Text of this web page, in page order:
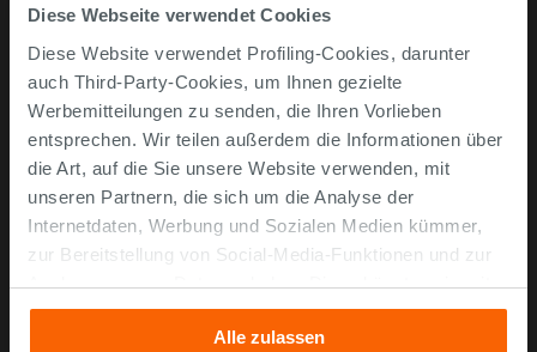
Diese Webseite verwendet Cookies
Diese Website verwendet Profiling-Cookies, darunter
auch Third-Party-Cookies, um Ihnen gezielte
Werbemitteilungen zu senden, die Ihren Vorlieben
entsprechen. Wir teilen außerdem die Informationen über
die Art, auf die Sie unsere Website verwenden, mit
unseren Partnern, die sich um die Analyse der
Internetdaten, Werbung und Sozialen Medien kümmer,
zur Bereitstellung von Social-Media-Funktionen und zur
Analyse unseres Datenverkehrs. Diese könnten sie mit
anderen Informationen, die Sie ihnen geliefert haben oder
die sie aufgrund Ihrer Verwendung ihrer Dienste
Alle zulassen
Unternehmen
Über uns
Kontaktieren Sie uns
Impressum
Entwerfen Sie Ihr 3D-Badezimmer
Entdecken Sie andere Kategorien